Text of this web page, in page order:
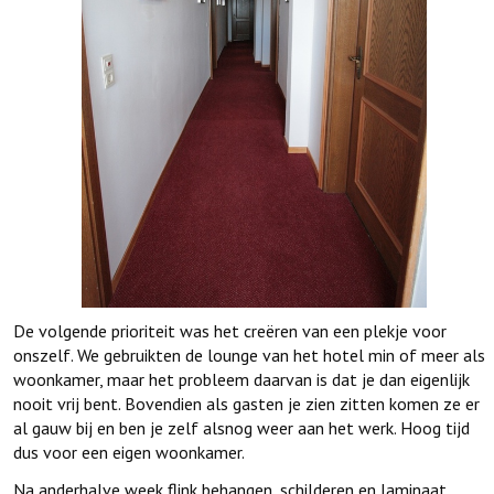
De volgende prioriteit was het creëren van een plekje voor
onszelf. We gebruikten de lounge van het hotel min of meer als
woonkamer, maar het probleem daarvan is dat je dan eigenlijk
nooit vrij bent. Bovendien als gasten je zien zitten komen ze er
al gauw bij en ben je zelf alsnog weer aan het werk. Hoog tijd
dus voor een eigen woonkamer.